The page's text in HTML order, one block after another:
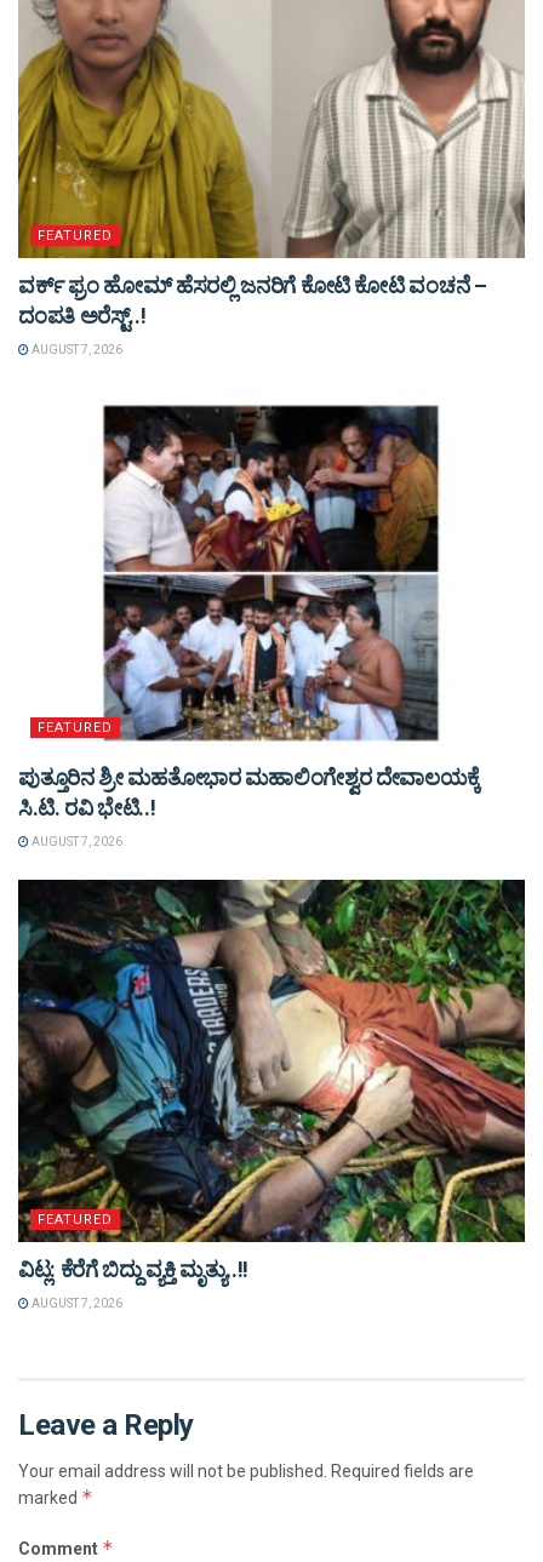
FEATURED
ವರ್ಕ್ ಫ್ರಂ ಹೋಮ್ ಹೆಸರಲ್ಲಿ ಜನರಿಗೆ ಕೋಟಿ ಕೋಟಿ ವಂಚನೆ –
ದಂಪತಿ ಅರೆಸ್ಟ್..!
AUGUST 7, 2026
FEATURED
ಪುತ್ತೂರಿನ ಶ್ರೀ ಮಹತೋಭಾರ ಮಹಾಲಿಂಗೇಶ್ವರ ದೇವಾಲಯಕ್ಕೆ
ಸಿ.ಟಿ. ರವಿ ಭೇಟಿ..!
AUGUST 7, 2026
FEATURED
ವಿಟ್ಲ: ಕೆರೆಗೆ ಬಿದ್ದು ವ್ಯಕ್ತಿ ಮೃತ್ಯು..!!
AUGUST 7, 2026
Leave a Reply
Your email address will not be published. Required fields are
marked *
Comment *